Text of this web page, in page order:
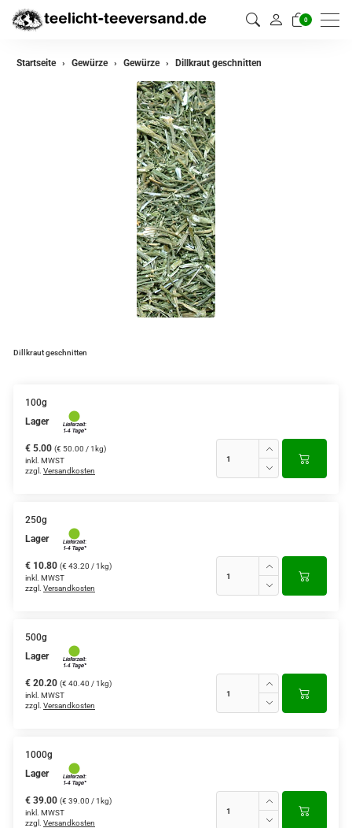
0
zurück
Startseite Gewürze Gewürze Dillkraut geschnitten
Dillkraut geschnitten
100g
Lager
€ 5.00 (€ 50.00 / 1kg)
inkl. MWST
zzgl. Versandkosten
250g
Lager
€ 10.80 (€ 43.20 / 1kg)
inkl. MWST
zzgl. Versandkosten
500g
Lager
€ 20.20 (€ 40.40 / 1kg)
inkl. MWST
zzgl. Versandkosten
1000g
Lager
€ 39.00 (€ 39.00 / 1kg)
inkl. MWST
zzgl. Versandkosten